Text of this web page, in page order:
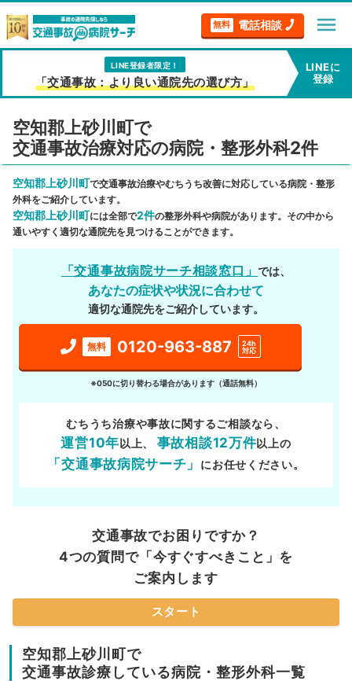
無料 電話相談 menu
LINE登録者限定！
「交通事故：より良い通院先の選び方」
LINEに
登録
空知郡上砂川町で
交通事故治療対応の病院・整形外科2件
空知郡上砂川町で交通事故治療やむちうち改善に対応している病院・整形
外科をご紹介しています。
空知郡上砂川町には全部で2件の整形外科や病院があります。その中から
通いやすく適切な通院先を見つけることができます。
「交通事故病院サーチ相談窓口」では、
あなたの症状や状況に合わせて
適切な通院先をご紹介しています。
無料 0120-963-887
24h
対応
※050に切り替わる場合があります（通話無料）
むちうち治療や事故に関するご相談なら、
運営10年以上、 事故相談12万件以上の
「交通事故病院サーチ」 にお任せください。
交通事故でお困りですか？
4つの質問で「今すぐすべきこと」を
ご案内します
スタート
空知郡上砂川町で
交通事故診療している病院・整形外科一覧